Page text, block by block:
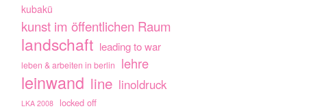
kubakü
kunst im öffentlichen Raum
landschaft leading to war
leben & arbeiten in berlin lehre
leinwand line linoldruck
LKA 2008 locked off